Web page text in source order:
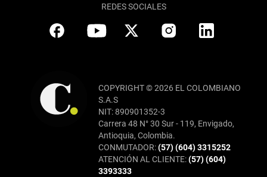
REDES SOCIALES
COPYRIGHT © 2026 EL COLOMBIANO
S.A.S
NIT: 890901352-3
Carrera 48 N° 30 Sur - 119, Envigado,
Antioquia, Colombia.
CONMUTADOR:(57) (604) 3315252
ATENCIÓN AL CLIENTE:(57) (604)
3393333